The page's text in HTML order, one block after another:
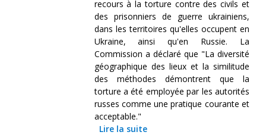
recours à la torture contre des civils et
des prisonniers de guerre ukrainiens,
dans les territoires qu'elles occupent en
Ukraine, ainsi qu'en Russie. La
Commission a déclaré que "La diversité
géographique des lieux et la similitude
des méthodes démontrent que la
torture a été employée par les autorités
russes comme une pratique courante et
acceptable."
Lire la suite